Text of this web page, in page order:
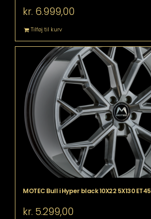
kr. 6.999,00
Tilføj til kurv
MOTEC Bull i Hyper black 10X22 5X130 ET45
kr. 5.299,00